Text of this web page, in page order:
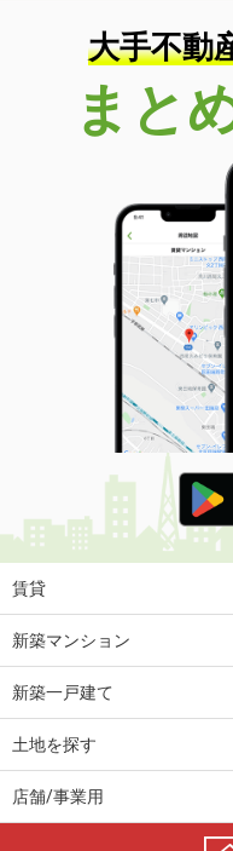
大手不動
まと
賃貸
新築マンション
新築一戸建て
土地を探す
店舗/事業用